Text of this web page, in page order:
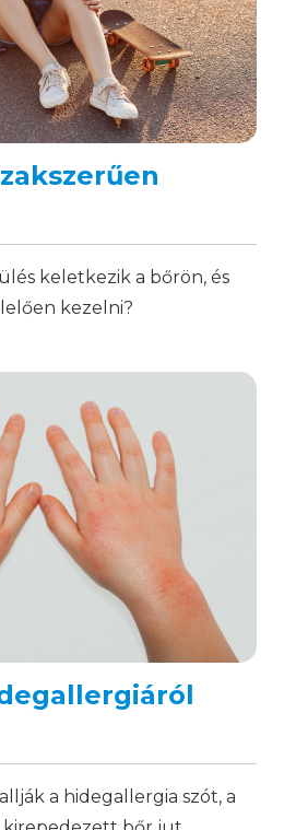
keletkezik a bőrön, és
kezelni?
a hidegallergia szót, a